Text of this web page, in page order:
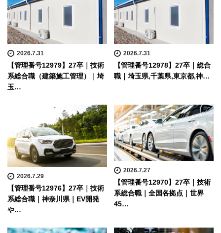
2026.7.31
【管理番号12979】27卒｜技術
系総合職（建築施工管理）｜埼
玉…
2026.7.31
【管理番号12978】27卒｜総合
職｜埼玉県,千葉県,東京都,神…
2026.7.29
【管理番号12976】27卒｜技術
系総合職｜神奈川県｜EV開発
や…
2026.7.27
【管理番号12970】27卒｜技術
系総合職｜全国各拠点｜世界
45…